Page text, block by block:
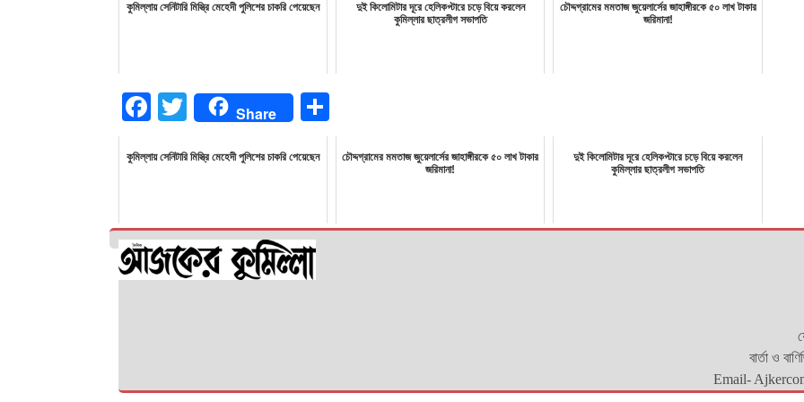
কুমিল্লায় সেনিটারি মিস্ত্রি মেহেদী পুলিশের চাকরি পেয়েছেন
দুই কিলোমিটার দূরে হেলিকপ্টারে চড়ে বিয়ে করলেন
কুমিল্লার ছাত্রলীগ সভাপতি
চৌদ্দগ্রামের মমতাজ জুয়েলার্সের জাহাঙ্গীরকে ৫০ লাখ টাকার
জরিমানা!
Facebook
Twitter Share
কুমিল্লায় সেনিটারি মিস্ত্রি মেহেদী পুলিশের চাকরি পেয়েছেন
চৌদ্দগ্রামের মমতাজ জুয়েলার্সের জাহাঙ্গীরকে ৫০ লাখ টাকার
জরিমানা!
দুই কিলোমিটার দূরে হেলিকপ্টারে চড়ে বিয়ে করলেন
কুমিল্লার ছাত্রলীগ সভাপতি
বার্তা ও
Email-